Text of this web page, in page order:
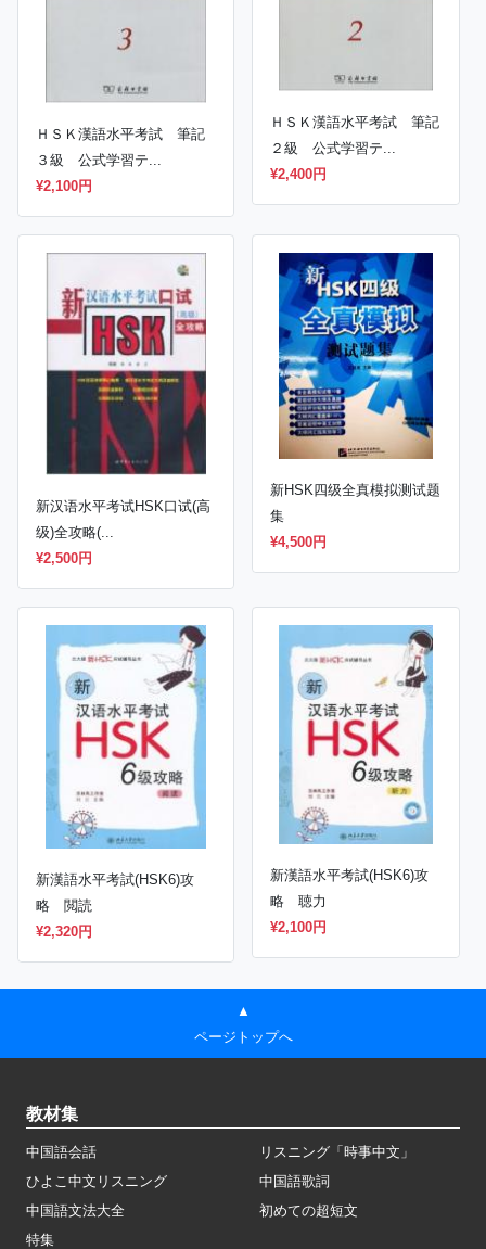
ＨＳＫ漢語水平考試 筆記
３級 公式学習テ...
¥2,100円
ＨＳＫ漢語水平考試 筆記
２級 公式学習テ...
¥2,400円
新汉语水平考试HSK口试(高
级)全攻略(...
¥2,500円
新HSK四级全真模拟测试题
集
¥4,500円
新漢語水平考試(HSK6)攻
略 閲読
¥2,320円
新漢語水平考試(HSK6)攻
略 聴力
¥2,100円
▲
ページトップへ
教材集
中国語会話
リスニング「時事中文」
ひよこ中文リスニング
中国語歌詞
中国語文法大全
初めての超短文
特集